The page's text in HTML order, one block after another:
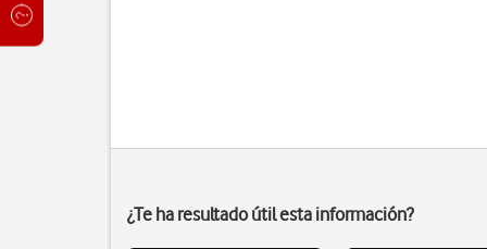
¿Te ha resultado útil esta información?